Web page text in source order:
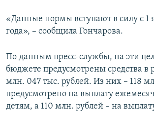
«Данные нормы вступают в силу с 1
года», – сообщила Гончарова.
По данным пресс-службы, на эти
бюджете предусмотрены средства в
млн. 047 тыс. рублей. Из них – 118
предусмотрено на выплату
детям, а 110 млн. рублей – на